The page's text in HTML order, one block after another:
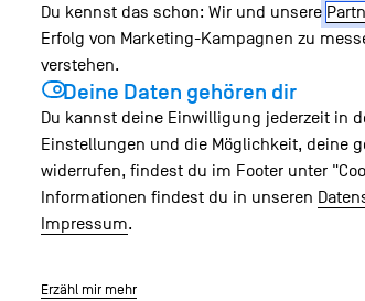
Du kennst das schon: Wir und unsere
Erfolg von Marketing-Kampagnen zu
verstehen.
Deine Daten gehören dir
Du kannst deine Einwilligung jederzeit in
Einstellungen und die Möglichkeit, deine
widerrufen, findest du im Footer unter
Informationen findest du in unseren
Impressum.
Erzähl mir mehr